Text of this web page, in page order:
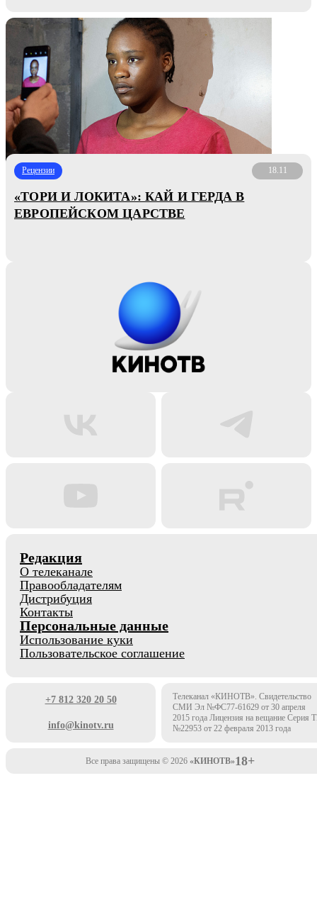
Рецензии 18.11
«ТОРИ И ЛОКИТА»: КАЙ И ГЕРДА В
ЕВРОПЕЙСКОМ ЦАРСТВЕ
Редакция
О телеканале
Правообладателям
Дистрибуция
Контакты
Персональные данные
Использование куки
Пользовательское соглашение
+7 812 320 20 50
info@kinotv.ru
Телеканал «КИНОТВ». Свидетельство
СМИ Эл №ФС77-61629 от 30 апреля
2015 года Лицензия на вещание Серия
№22953 от 22 февраля 2013 года
Все права защищены © 2026 «КИНОТВ»18+